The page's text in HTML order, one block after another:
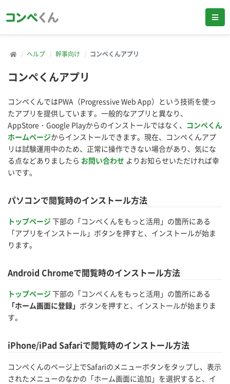
ヘルプ 幹事向け コンペくんアプリ
コンペくんアプリ
コンペくんではPWA（Progressive Web App）という技術を使っ
たアプリを提供しています。一般的なアプリと異なり、
AppStore・Google Playからのインストールではなく、 コンペくん
ホームページからインストールできます。現在、コンペくんアプ
リは試験運用中のため、正常に操作できない場合があり、気にな
る点などありましたら お問い合わせ よりお知らせいただければ幸
いです。
パソコンで閲覧時のインストール方法
トップページ下部の「コンペくんをもっと活用」の箇所にある
「アプリをインストール」ボタンを押すと、インストールが始ま
ります。
Android Chromeで閲覧時のインストール方法
トップページ下部の「コンペくんをもっと活用」の箇所にある
「ホーム画面に登録」 ボタンを押すと、インストールが始まりま
す。
iPhone/iPad Safariで閲覧時のインストール方法
コンペくんのページ上でSafariのメニューボタンをタップし、表示
されたメニューのなかの「ホーム画面に追加」を選択すると、イ